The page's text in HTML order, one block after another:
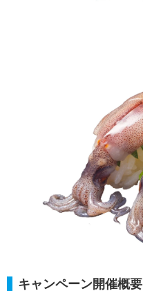
キャンペーン開催概要